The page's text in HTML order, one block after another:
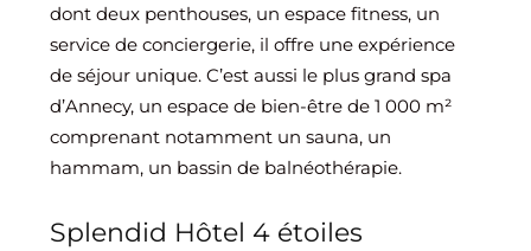
dont deux penthouses, un espace fitness, un
service de conciergerie, il offre une expérience
de séjour unique. C’est aussi le plus grand spa
d’Annecy, un espace de bien-être de 1 000 m²
comprenant notamment un sauna, un
hammam, un bassin de balnéothérapie.
Splendid Hôtel 4 étoiles